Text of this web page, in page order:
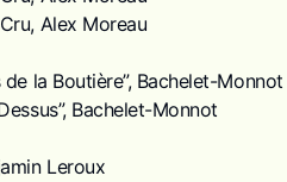
Alex Moreau
la Boutière”, Bachelet-Monnot
Bachelet-Monnot
Leroux